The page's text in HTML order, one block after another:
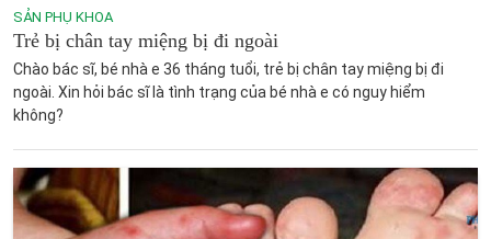
SẢN PHỤ KHOA
Trẻ bị chân tay miệng bị đi ngoài
Chào bác sĩ, bé nhà e 36 tháng tuổi, trẻ bị chân tay miệng bị đi
ngoài. Xin hỏi bác sĩ là tình trạng của bé nhà e có nguy hiểm
không?